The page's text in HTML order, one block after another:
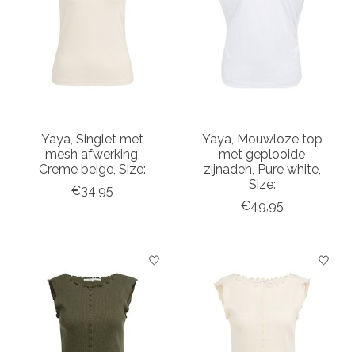
Yaya, Singlet met
mesh afwerking,
Creme beige, Size:
€34,95
Yaya, Mouwloze top
met geplooide
zijnaden, Pure white,
Size:
€49,95